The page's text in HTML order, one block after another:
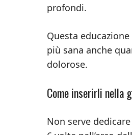
profondi.
Questa
più sana anche
dolorose.
Come inserirli nella
Non serve